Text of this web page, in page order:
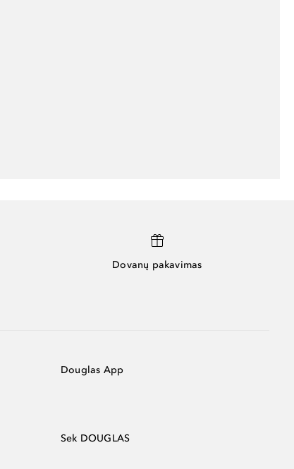
Dovanų pakavimas
Douglas App
Sek DOUGLAS